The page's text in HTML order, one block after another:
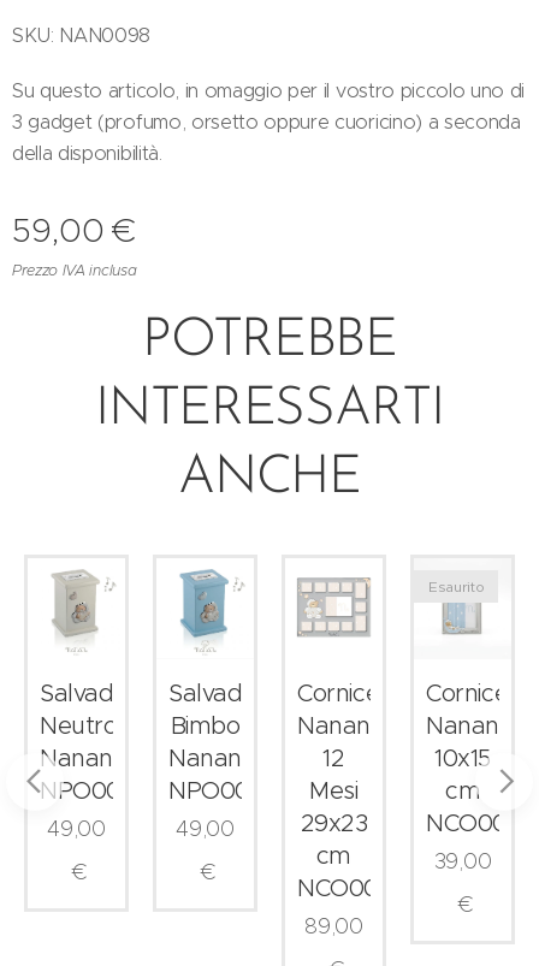
SKU: NAN0098
Su questo articolo, in omaggio per il vostro piccolo uno di
3 gadget (profumo, orsetto oppure cuoricino) a seconda
della disponibilità.
59,00 €
Prezzo IVA inclusa
POTREBBE
INTERESSARTI
ANCHE
Salvadanaio
Neutro
Nanan
NPO0016
49,00
€
Salvadanaio
Bimbo
Nanan
NPO0015
49,00
€
Cornice
Nanan
12
Mesi
29x23
cm
NCO0049
89,00
Cornice
Nanan
10x15
cm
NCO0041
Esaurito
39,00
€